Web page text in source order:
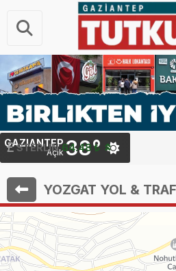
STERLIN 64.48 ₺
GAZIANTEP
Açık38°
YOZGAT YOL &